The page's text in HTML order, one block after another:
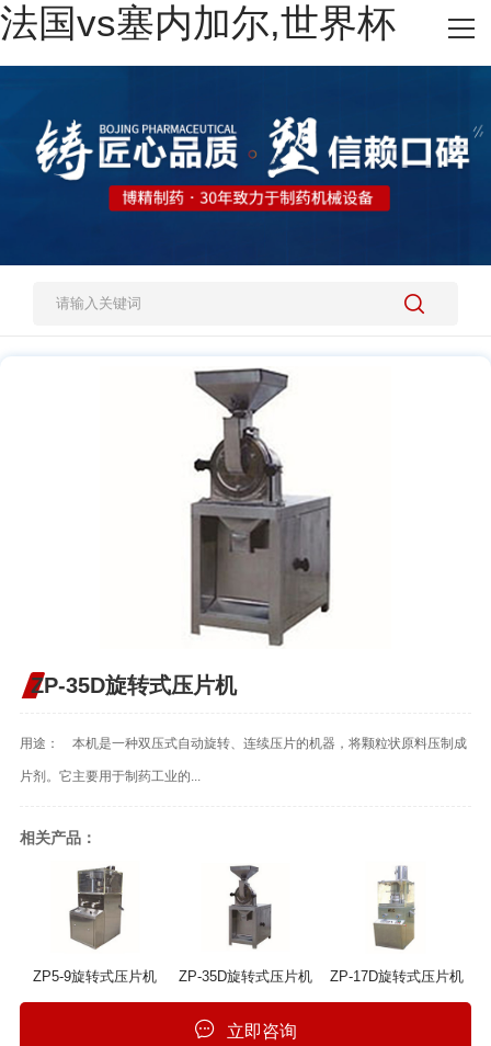
法国vs塞内加尔,世界杯
网站法国vs塞内加尔,世界杯
施工案例
人才招聘
ZP-35D旋转式压片机
用途： 本机是一种双压式自动旋转、连续压片的机器，将颗粒状原料压制成
片剂。它主要用于制药工业的...
相关产品：
ZP5-9旋转式压片机 ZP-35D旋转式压片机 ZP-17D旋转式压片机
立即咨询